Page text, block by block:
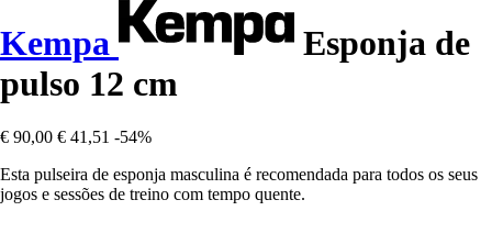
Kempa
Esponja de
pulso 12 cm
€ 90,00 € 41,51 -54%
Esta pulseira de esponja masculina é recomendada para todos os seus
jogos e sessões de treino com tempo quente.